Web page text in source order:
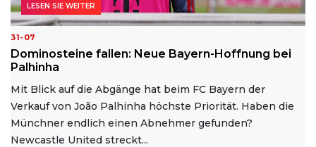
31-07
Dominosteine fallen: Neue Bayern-Hoffnung bei
Palhinha
Mit Blick auf die Abgänge hat beim FC Bayern der
Verkauf von João Palhinha höchste Priorität. Haben die
Münchner endlich einen Abnehmer gefunden?
Newcastle United streckt...
LESEN SIE WEITER